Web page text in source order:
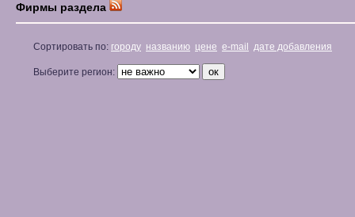
Фирмы раздела
Сортировать по: городу названию цене e-mail дате добавления
Выберите регион: